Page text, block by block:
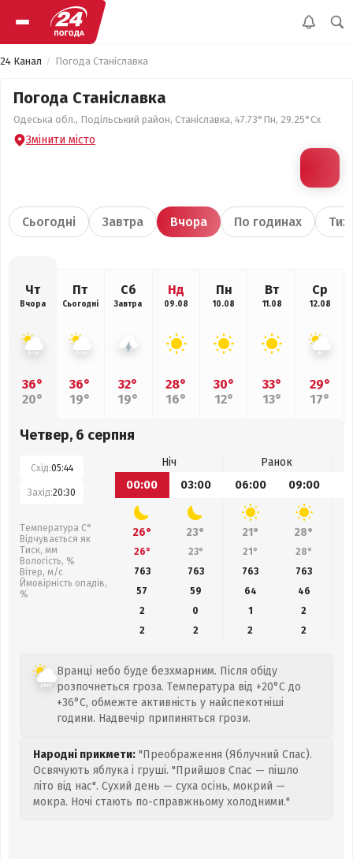
24 Канал Погода Станіславка
Погода Станіславка
Одеська обл., Подільський район, Станіславка, 47.73°Пн, 29.25°Сх
Змінити місто
Сьогодні Завтра Вчора По годинах
Чт
Вчора
36°
20°
Пт
Сьогодні
36°
19°
Сб
Завтра
32°
19°
Нд
09.08
28°
16°
Пн
10.08
30°
12°
Вт
11.08
33°
13°
Ср
12.08
29°
17°
Четвер, 6 серпня
Схід:05:44
Захід:20:30
Температура С°
Відчувається як
Тиск, мм
Вологість, %
Вітер, м/с
Ймовірність опадів,
%
Ніч
Ранок
00:00
03:00 06:00 09:00
26° 23° 21° 28°
26° 23° 21° 28°
763
763 763 763
57
59 64
46
2
0 1
2
2
2 2 2
Вранці небо буде безхмарним. Після обіду
розпочнеться гроза. Температура від +20°C до
+36°C, обмежте активність у найспекотніші
години. Надвечір припиняться грози.
Народні прикмети: "Преображення (Яблучний Спас).
Освячують яблука і груші. "Прийшов Спас — пішло
літо від нас". Сухий день — суха осінь, мокрий —
мокра. Ночі стають по-справжньому холодними."